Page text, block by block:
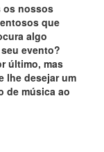
os nossos
que
algo
evento?
último, mas
lhe desejar um
de música ao